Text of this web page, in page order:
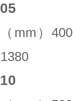
mm）400
380